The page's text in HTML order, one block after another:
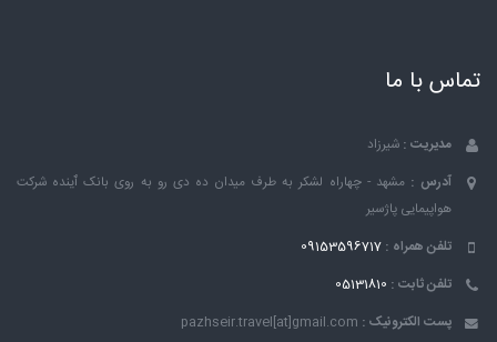
تماس با ما
مدیریت : شیرزاد
آدرس : مشهد - چهاراه لشکر به طرف میدان ده دی رو به روی بانک ٱینده شرکت
هواپیمایی پاژسیر
تلفن همراه : 09153596717
تلفن ثابت : 05131810
پست الکترونیک : pazhseir.travel[at]gmail.com